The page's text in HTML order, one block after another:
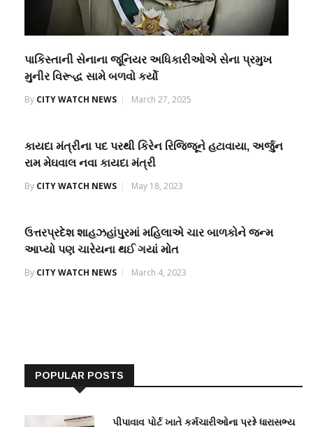
પાકિસ્તાની સેનાના જૂનિયર અધિકારીઓએ સેના પ્રમુખ
મુનીર વિરૂદ્ધ સામે બળવો કર્યો
By CITY WATCH NEWS March 27, 2025
કાયદા મંત્રીના પદ પરથી કિરેન રિજિજૂને હટાવાયા, અર્જુન
રામ મેઘવાલ નવા કાયદા મંત્રી
By CITY WATCH NEWS May 18, 2023
ઉત્તરપ્રદેશ શાહઝહાંપુરમાં મહિલાએ ચાર બાળકોને જન્મ
આપ્યો પણ ચારેયના થઈ ગયાં મોત
By CITY WATCH NEWS March 4, 2023
POPULAR POSTS
પીપાવાવ પોર્ટ ખાતે કર્મચારીઓના પ્રશ્ને ધારાસભ્ય